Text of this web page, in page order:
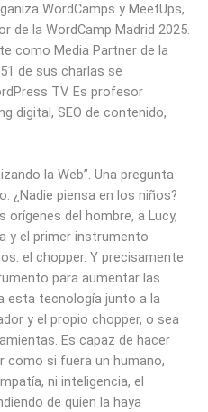
WordCamps y MeetUps,
de la WordCamp Madrid 2025.
como Media Partner de la
de sus charlas se
TV. Es profesor
digital, SEO de contenido,
la Web”. Una pregunta
¿Nadie piensa en los niños?
del hombre, a Lucy,
y el primer instrumento
el chopper. Y precisamente
para aumentar las
esta tecnología junto a la
y el propio chopper, o sea
Es capaz de hacer
como si fuera un humano,
ni inteligencia, el
de quien la haya